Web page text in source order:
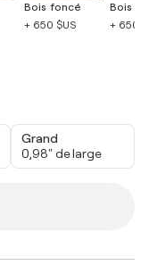
Bois foncé
+ 650 $US
Bois
+ 650
Grand
0,98" de large